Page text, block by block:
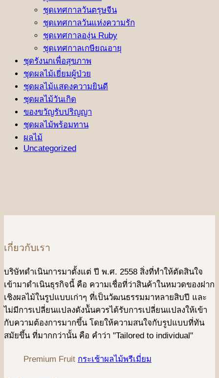
ชุดเทศกาลวันตรุษจีน
ชุดเทศกาลวันแห่งความรัก
ชุดเทศกาลองุ่น Ruby
ชุดเทศกาลเกษียณอายุ
ชุดรังนกเพื่อสุขภาพ
ชุดผลไม้เยี่ยมผู้ป่วย
ชุดผลไม้แสดงความยินดี
ชุดผลไม้วันเกิด
ของขวัญรับปริญญา
ชุดผลไม้พร้อมทาน
ผลไม้
Uncategorized
เกี่ยวกับเรา
บริษัทดําเนินการมาตั้งแต่ ปี พ.ศ. 2558 สิ่งที่ทำให้ตัดสินใจ
เข้ามาดําเนินธุรกิจนี้ คือ ความเชื่อที่ว่าสินค้าในหมวดของฝาก
เชิงผลไม้ในรูปแบบเก่าๆ ที่เป็นวัฒนธรรมมาหลายสิบปี และ
ไม่มีการเปลี่ยนแปลงดังน้ันควรได้รับการเปลี่ยนแปลงให้เข้า
กับความต้องการมากขึ้น โดยให้ความสนใจกับรูปแบบที่ทัน
สมัยขึ้น ที่มากกว่านั้น คือ คําว่า "Tailored to individual"
Premium Fruit กระเช้าผลไม้พรีเมี่ยม